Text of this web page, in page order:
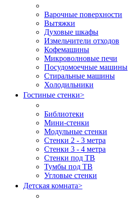
Варочные поверхности
Вытяжки
Духовые шкафы
Измельчители отходов
Кофемашины
Микроволновые печи
Посудомоечные машины
Стиральные машины
Холодильники
Гостиные стенки>
Библиотеки
Мини-стенки
Модульные стенки
Стенки 2 - 3 метра
Стенки 3 - 4 метра
Стенки под ТВ
Тумбы под ТВ
Угловые стенки
Детская комната>